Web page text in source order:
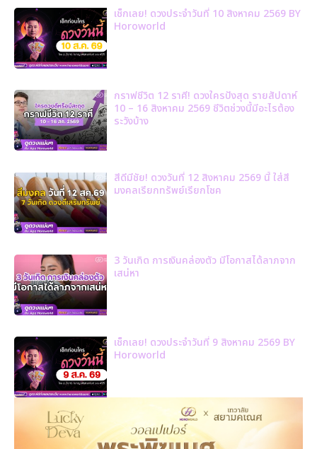
เช็กเลย! ดวงประจำวันที่ 10 สิงหาคม 2569 BY
Horoworld
กราฟชีวิต 12 ราศี! ดวงใครปังสุด รายสัปดาห์
10 – 16 สิงหาคม 2569 ชีวิตช่วงนี้มีอะไรต้อง
ระวังบ้าง
สีดีมีชัย! ดวงวันที่ 12 สิงหาคม 2569 นี้ ใส่สี
มงคลเรียกทรัพย์เรียกโชค
3 วันเกิด การเงินคล่องตัว มีโอกาสได้ลาภจาก
เสน่หา
เช็กเลย! ดวงประจำวันที่ 9 สิงหาคม 2569 BY
Horoworld